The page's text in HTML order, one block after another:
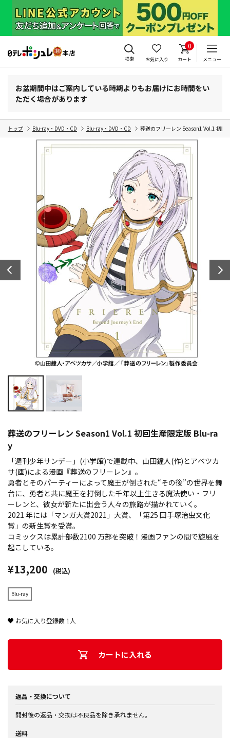
検索 お気に入り
0
カート メニュー
お盆期間中はご案内している時期よりもお届けにお時間をい
ただく場合があります
トップ Blu-ray・DVD・CD Blu-ray・DVD・CD 葬送のフリーレン Season1 Vol.1 初回
葬送のフリーレン Season1 Vol.1 初回生産限定版 Blu-ra
y
「週刊少年サンデー」(小学館)で連載中、山田鐘人(作)とアベツカ
サ(画)による漫画『葬送のフリーレン』。
勇者とそのパーティーによって魔王が倒された“その後”の世界を舞
台に、勇者と共に魔王を打倒した千年以上生きる魔法使い・フリ
ーレンと、彼女が新たに出会う人々の旅路が描かれていく。
2021 年には「マンガ大賞2021」大賞、「第25 回手塚治虫文化
賞」の新生賞を受賞。
コミックスは累計部数2100 万部を突破！漫画ファンの間で旋風を
起こしている。
¥13,200 (税込)
Blu-ray
お気に入り登録数 1 人
カートに入れる
返品・交換について
開封後の返品・交換は不良品を除き承れません。
送料